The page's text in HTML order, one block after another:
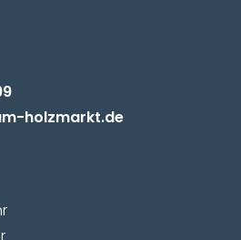
holzmarkt.de